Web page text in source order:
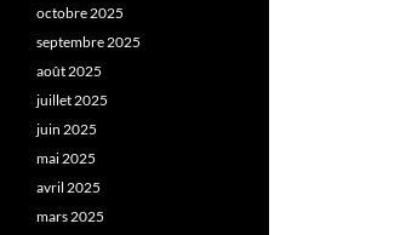
octobre 2025
septembre 2025
août 2025
juillet 2025
juin 2025
mai 2025
avril 2025
mars 2025